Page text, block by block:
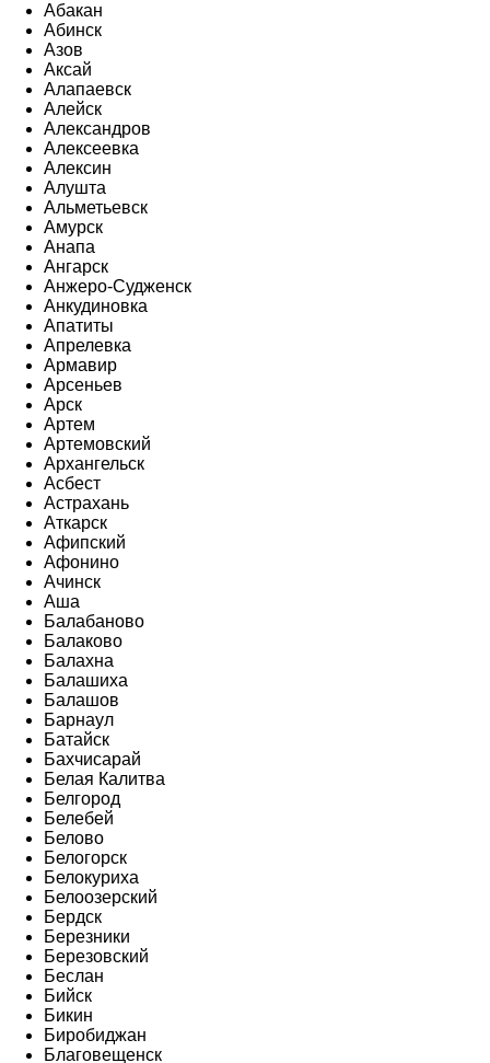
Абакан
Абинск
Азов
Аксай
Алапаевск
Алейск
Александров
Алексеевка
Алексин
Алушта
Альметьевск
Амурск
Анапа
Ангарск
Анжеро-Судженск
Анкудиновка
Апатиты
Апрелевка
Армавир
Арсеньев
Арск
Артем
Артемовский
Архангельск
Асбест
Астрахань
Аткарск
Афипский
Афонино
Ачинск
Аша
Балабаново
Балаково
Балахна
Балашиха
Балашов
Барнаул
Батайск
Бахчисарай
Белая Калитва
Белгород
Белебей
Белово
Белогорск
Белокуриха
Белоозерский
Бердск
Березники
Березовский
Беслан
Бийск
Бикин
Биробиджан
Благовещенск